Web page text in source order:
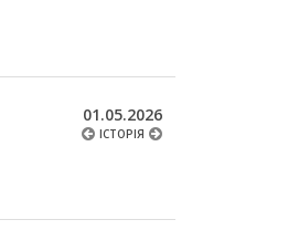
01.05.2026
ІСТОРІЯ